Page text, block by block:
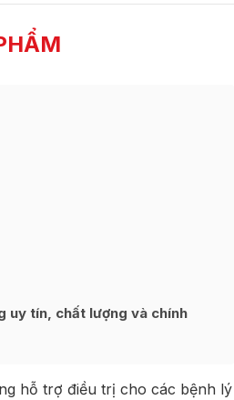
uy tín, chất lượng và chính
hỗ trợ điều trị cho các bệnh lý